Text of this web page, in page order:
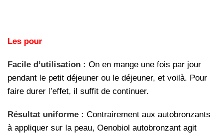
Les pour
Facile d’utilisation : On en mange une fois par jour
pendant le petit déjeuner ou le déjeuner, et voilà. Pour
faire durer l’effet, il suffit de continuer.
Résultat uniforme : Contrairement aux autobronzants
à appliquer sur la peau, Oenobiol autobronzant agit